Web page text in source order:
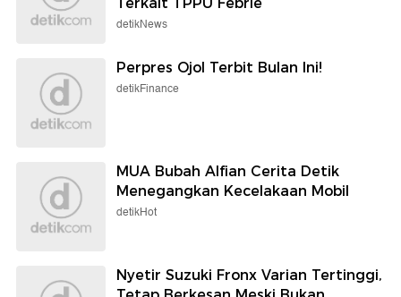
detikNews
Perpres Ojol Terbit Bulan Ini!
detikFinance
MUA Bubah Alfian Cerita Detik
Menegangkan Kecelakaan Mobil
detikHot
Nyetir Suzuki Fronx Varian Tertinggi,